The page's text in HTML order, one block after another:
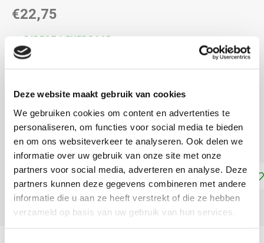
Deze website maakt gebruik van cookies
We gebruiken cookies om content en advertenties te
personaliseren, om functies voor social media te bieden
en om ons websiteverkeer te analyseren. Ook delen we
informatie over uw gebruik van onze site met onze
partners voor social media, adverteren en analyse. Deze
partners kunnen deze gegevens combineren met andere
informatie die u aan ze heeft verstrekt of die ze hebben
verzameld op basis van uw gebruik van hun services.
€22,75
DIRECT LEVERBAAR
MAAK EEN KEUZE:*
18 x 24 cm - €22,75
Toevoegen aan winkelwagen